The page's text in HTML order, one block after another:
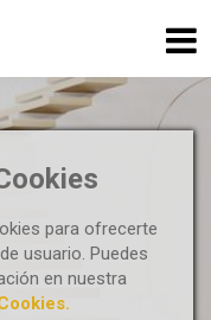
para ofrecerte
usuario. Puedes
en nuestra